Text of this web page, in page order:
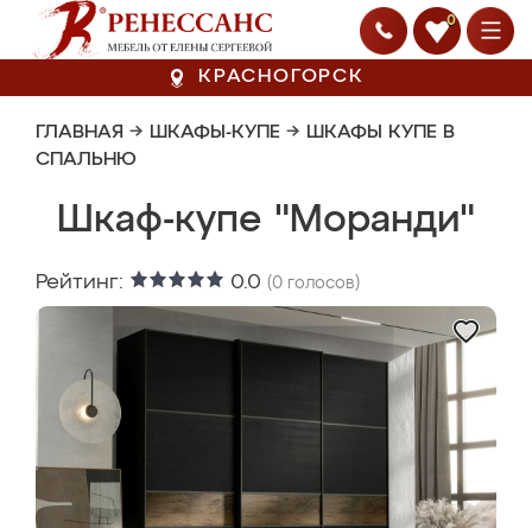
0
КРАСНОГОРСК
ГЛАВНАЯ → ШКАФЫ-КУПЕ → ШКАФЫ КУПЕ В
СПАЛЬНЮ
Шкаф-купе "Моранди"
Рейтинг: 0.0 (0 голосов)